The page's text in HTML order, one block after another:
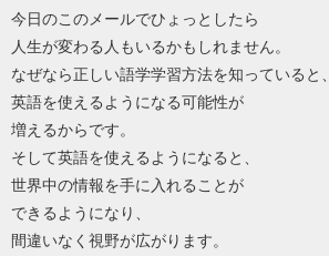
今日のこのメールでひょっとしたら
人生が変わる人もいるかもしれません。
なぜなら正しい語学学習方法を知っていると、
英語を使えるようになる可能性が
増えるからです。
そして英語を使えるようになると、
世界中の情報を手に入れることが
できるようになり、
間違いなく視野が広がります。